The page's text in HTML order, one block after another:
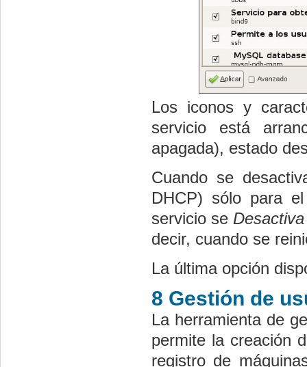
Los iconos y
servicio está
apagada), estado
Cuando se
DHCP) sólo para
servicio se
decir, cuando se
La última opción
8 Gestión de
La herramienta de
permite la creación
registro de